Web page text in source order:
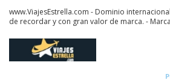
www.ViajesEstrella.com - Dominio
de recordar y con gran valor de marca. -